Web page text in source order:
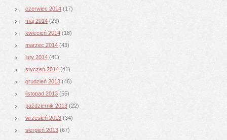
czerwiec 2014 (17)
maj 2014 (23)
kwiecień 2014 (18)
marzec 2014 (43)
luty 2014 (41)
styczeń 2014 (41)
grudzień 2013 (46)
listopad 2013 (55)
październik 2013 (22)
wrzesień 2013 (34)
sierpień 2013 (67)